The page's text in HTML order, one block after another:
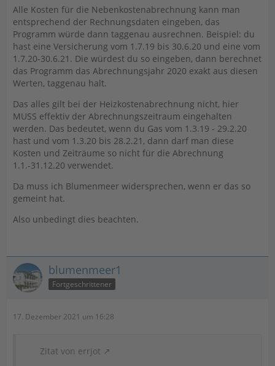
Alle Kosten für die Nebenkostenabrechnung kann man
entsprechend der Rechnungsdaten eingeben, das
Programm würde dann taggenau ausrechnen. Beispiel: du
hast eine Versicherung vom 1.7.19 bis 30.6.20 und eine vom
1.7.20-30.6.21. Die würdest du so eingeben, dann berechnet
das Programm das Abrechnungsjahr 2020 exakt aus diesen
Werten, taggenau halt.
Das alles gilt bei der Heizkostenabrechnung nicht, hier
MUSS effektiv der Abrechnungszeitraum eingehalten
werden. Das bedeutet, wenn du Gas vom 1.3.19 - 29.2.20
hast und vom 1.3.20 bis 28.2.21, dann darf man diese
Kosten und Zeiträume so nicht für die Abrechnung
1.1.-31.12.20 verwendet.
Da muss ich Blumenmeer widersprechen, wenn er das so
gemeint hat.
Also unbedingt dies beachten.
blumenmeer1
Fortgeschrittener
17. Dezember 2021 um 16:28
Zitat von errjot